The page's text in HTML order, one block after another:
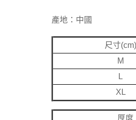
產地：中國
尺寸(cm)
M
L
XL